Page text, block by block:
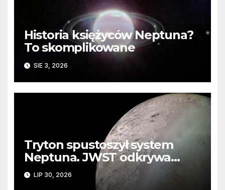
Historia księżyców Neptuna?
To skomplikowane
SIE 3, 2026
Tryton spustoszył system
Neptuna. JWST odkrywa
ślady kosmicznej katastrofy i
zaginionego lodu
LIP 30, 2026